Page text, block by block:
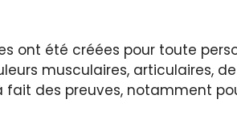
ont été créées pour toute
musculaires, articulaires,
fait des preuves, notamment